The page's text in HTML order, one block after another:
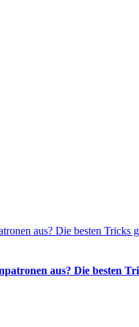
aus? Die besten Tricks
aus? Die besten